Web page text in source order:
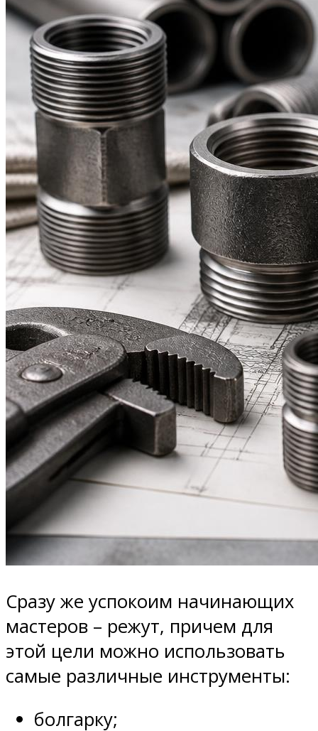
Сразу же успокоим начинающих
мастеров – режут, причем для
этой цели можно использовать
самые различные инструменты:
болгарку;